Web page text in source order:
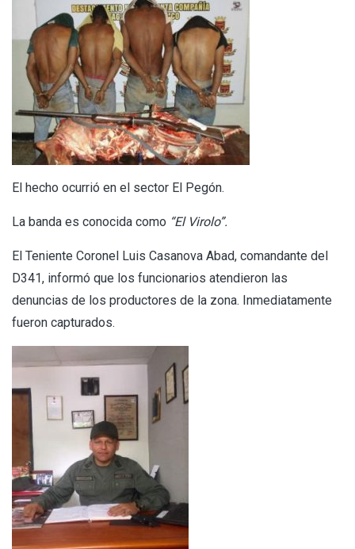
El hecho ocurrió en el sector El Pegón.
La banda es conocida como “El Virolo”.
El Teniente Coronel Luis Casanova Abad, comandante del
D341, informó que los funcionarios atendieron las
denuncias de los productores de la zona. Inmediatamente
fueron capturados.